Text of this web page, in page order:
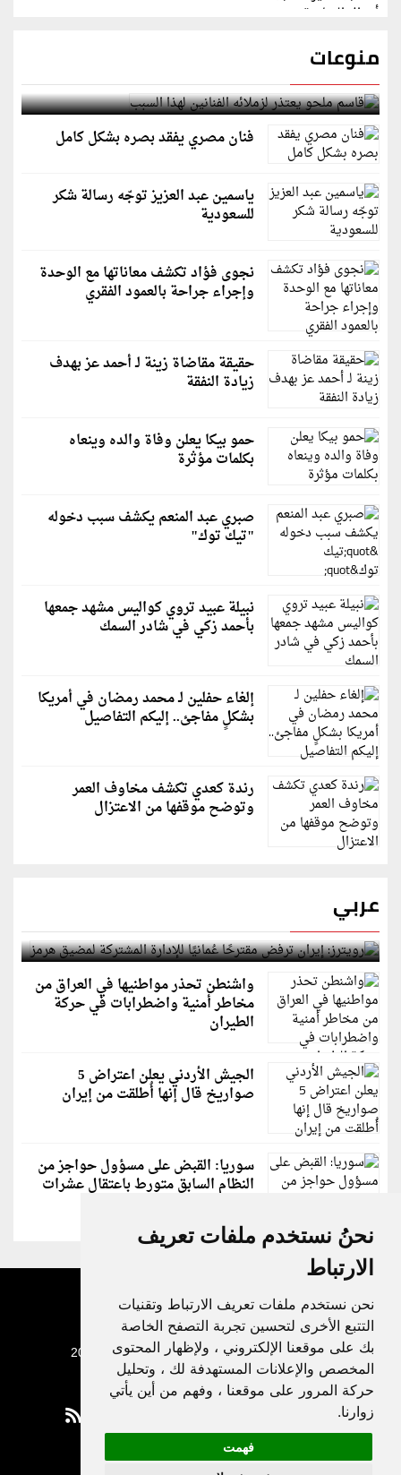
نحنُ نستخدم ملفات تعريف
الارتباط
نحن نستخدم ملفات تعريف الارتباط وتقنيات
التتبع الأخرى لتحسين تجربة التصفح الخاصة
بك على موقعنا الإلكتروني ، ولإظهار المحتوى
المخصص والإعلانات المستهدفة لك ، وتحليل
حركة المرور على موقعنا ، وفهم من أين يأتي
زوارنا.
فهمت
منوعات
قاسم ملحو يعتذر لزملائه الفنانين لهذا السبب
فنان مصري يفقد بصره بشكل كامل
ياسمين عبد العزيز توجّه رسالة شكر
للسعودية
نجوى فؤاد تكشف معاناتها مع الوحدة
وإجراء جراحة بالعمود الفقري
حقيقة مقاضاة زينة لـ أحمد عز بهدف
زيادة النفقة
حمو بيكا يعلن وفاة والده وينعاه
بكلمات مؤثرة
صبري عبد المنعم يكشف سبب دخوله
"تيك توك"
نبيلة عبيد تروي كواليس مشهد جمعها
بأحمد زكي في شادر السمك
إلغاء حفلين لـ محمد رمضان في أمريكا
بشكلٍ مفاجئ.. إليكم التفاصيل
رندة كعدي تكشف مخاوف العمر
وتوضح موقفها من الاعتزال
عربي
رويترز: إيران ترفض مقترحًا عُمانيًا للإدارة المشتركة
لمضيق هرمز
واشنطن تحذر مواطنيها في العراق من
مخاطر أمنية واضطرابات في حركة
الطيران
الجيش الأردني يعلن اعتراض 5
صواريخ قال إنها أُطلقت من إيران
سوريا: القبض على مسؤول حواجز من
النظام السابق متورط باعتقال عشرات
جميع الحقوق محفوظة لدنيا الوطن © 2003 - 2022
Privacy Policy